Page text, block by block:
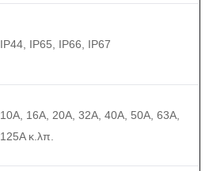
IP44, IP65, IP66, IP67
10A, 16A, 20A, 32A, 40A, 50A, 63A,
125A κ.λπ.